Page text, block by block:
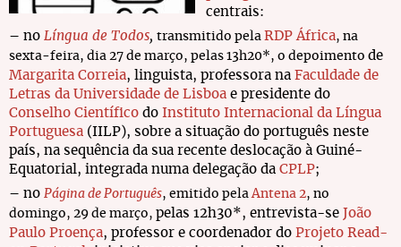
centrais:
– no Língua de Todos, transmitido pela RDP África, na
sexta-feira, dia 27 de março, pelas 13h20*, o depoimento de
Margarita Correia, linguista, professora na Faculdade de
Letras da Universidade de Lisboa e presidente do
Conselho Científico do Instituto Internacional da Língua
Portuguesa (IILP), sobre a situação do português neste
país, na sequência da sua recente deslocação à Guiné-
Equatorial, integrada numa delegação da CPLP;
– no Página de Português, emitido pelaAntena 2, no
domingo, 29 de março, pelas 12h30*, entrevista-se João
Paulo Proença, professor e coordenador do Projeto Read-